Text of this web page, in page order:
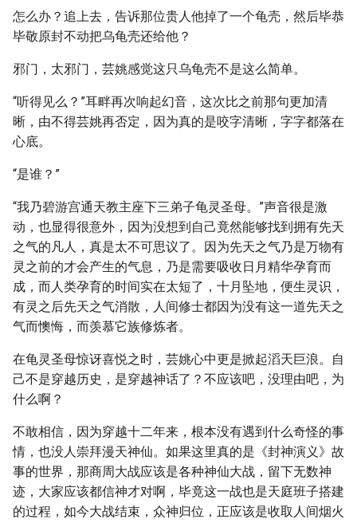
怎么办？追上去，告诉那位贵人他掉了一个龟壳，然后毕恭
毕敬原封不动把乌龟壳还给他？
邪门，太邪门，芸姚感觉这只乌龟壳不是这么简单。
“听得见么？”耳畔再次响起幻音，这次比之前那句更加清
晰，由不得芸姚再否定，因为真的是咬字清晰，字字都落在
心底。
“是谁？”
“我乃碧游宫通天教主座下三弟子龟灵圣母。”声音很是激
动，也显得很意外，因为没想到自己竟然能够找到拥有先天
之气的凡人，真是太不可思议了。因为先天之气乃是万物有
灵之前的才会产生的气息，乃是需要吸收日月精华孕育而
成，而人类孕育的时间实在太短了，十月坠地，便生灵识，
有灵之后先天之气消散，人间修士都因为没有这一道先天之
气而懊悔，而羡慕它族修炼者。
在龟灵圣母惊讶喜悦之时，芸姚心中更是掀起滔天巨浪。自
己不是穿越历史，是穿越神话了？不应该吧，没理由吧，为
什么啊？
不敢相信，因为穿越十二年来，根本没有遇到什么奇怪的事
情，也没人崇拜漫天神仙。如果这里真的是《封神演义》故
事的世界，那商周大战应该是各种神仙大战，留下无数神
迹，大家应该都信神才对啊，毕竟这一战也是天庭班子搭建
的过程，如今大战结束，众神归位，正应该是收取人间烟火